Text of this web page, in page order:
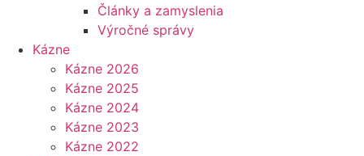
Články a zamyslenia
Výročné správy
Kázne
Kázne 2026
Kázne 2025
Kázne 2024
Kázne 2023
Kázne 2022